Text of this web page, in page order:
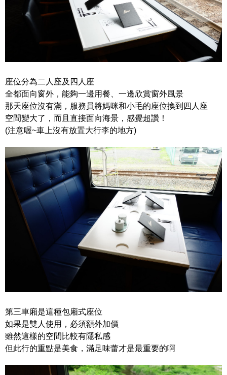
座位分為二人座及四人座
全都面向窗外，能夠一邊用餐、一邊欣賞窗外風景
那天座位沒有滿，服務員將媽咪和小毛的座位換到四人座
空間變大了，而且直接面向海景，感覺超讚！
(注意喔~車上沒有放置大行李的地方)
第三車廂是這種包廂式座位
如果是雙人使用，必須額外加價
雖然這樣的空間比較有隱私感
但此行的重點是美食，滿足味蕾才是最重要的啊